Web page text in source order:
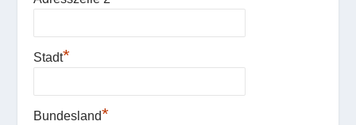
Stadt*
Bundesland*